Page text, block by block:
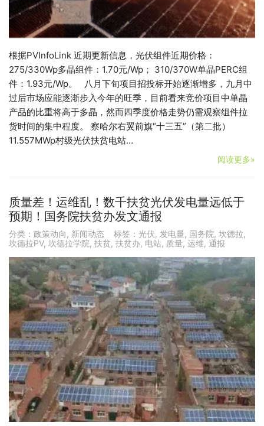
根据PVInfoLink 近期更新信息，光伏组件近期价格：
275/330Wp多晶组件：1.70元/Wp； 310/370W单晶PERC组
件：1.93元/Wp。 八月下旬项目招投标开始逐渐增多，九月中
过后市场应能逐渐步入今年的旺季，目前看来竞价项目中单晶
产品的比重将高于多晶，然而四季度价格走势仍需观察组件拉
货时间的集中程度。 察哈尔右翼前旗“十三五”（第二批）
11.557MWp村级光伏扶贫电站…
阅读更多»
质量差！运维乱！数千扶贫光伏发电量远低于
预期！国务院扶贫办发文通报
分类： 政策动向 , 新闻动态 标签： 光伏, 发电量, 国务院, 坎德拉,
坎德拉PV, 坎德拉学院, 扶贫, 扶贫办, 电站, 质量, 运维, 通报